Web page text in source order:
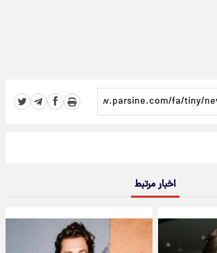
اخبار مرتبط